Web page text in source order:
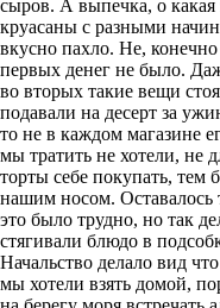
сыров. А выпечка, о
круасаны с разными
вкусно пахло. Не,
первых денег не было.
во вторых такие вещи
подавали на десерт за
то не в каждом магазине
мы тратить не хотели, не
торты себе покупать, тем
нашим носом. Оставалось
это было трудно, но так
стягивали блюдо в
Начальство делало вид
мы хотели взять домой,